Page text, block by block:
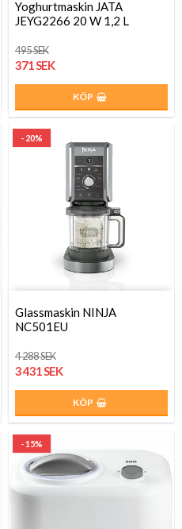
Yoghurtmaskin JATA
JEYG2266 20 W 1,2 L
495 SEK
371 SEK
KÖP
- 20%
Glassmaskin NINJA
NC501EU
4 288 SEK
3 431 SEK
KÖP
- 15%